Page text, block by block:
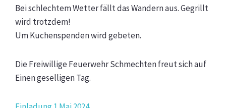
Bei schlechtem Wetter fällt das Wandern aus. Gegrillt
wird trotzdem!
Um Kuchenspenden wird gebeten.
Die Freiwillige Feuerwehr Schmechten freut sich auf
Einen geselligen Tag.